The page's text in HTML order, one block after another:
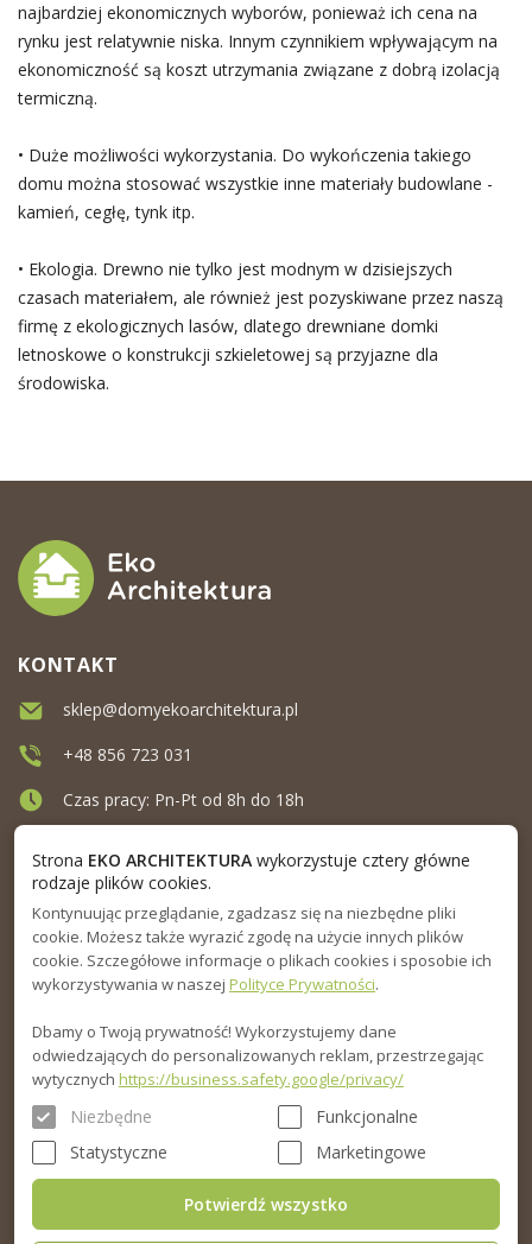
najbardziej ekonomicznych wyborów, ponieważ ich cena na
rynku jest relatywnie niska. Innym czynnikiem wpływającym na
ekonomiczność są koszt utrzymania związane z dobrą izolacją
termiczną.
• Duże możliwości wykorzystania. Do wykończenia takiego
domu można stosować wszystkie inne materiały budowlane -
kamień, cegłę, tynk itp.
• Ekologia. Drewno nie tylko jest modnym w dzisiejszych
czasach materiałem, ale również jest pozyskiwane przez naszą
firmę z ekologicznych lasów, dlatego drewniane domki
letnoskowe o konstrukcji szkieletowej są przyjazne dla
środowiska.
MENU
INFORMACJA
PORADNIK
KONTAKT
sklep@domyekoarchitektura.pl
+48 856 723 031
Czas pracy: Pn-Pt od 8h do 18h
Strona EKO ARCHITEKTURAwykorzystuje cztery główne
rodzaje plików cookies.
Kontynuując przeglądanie, zgadzasz się na niezbędne pliki
cookie. Możesz także wyrazić zgodę na użycie innych plików
cookie. Szczegółowe informacje o plikach cookies i sposobie ich
wykorzystywania w naszej Polityce Prywatności.
Dbamy o Twoją prywatność! Wykorzystujemy dane
odwiedzających do personalizowanych reklam, przestrzegając
wytycznych https://business.safety.google/privacy/
Niezbędne
Funkcjonalne
Statystyczne
Marketingowe
Potwierdź wszystko